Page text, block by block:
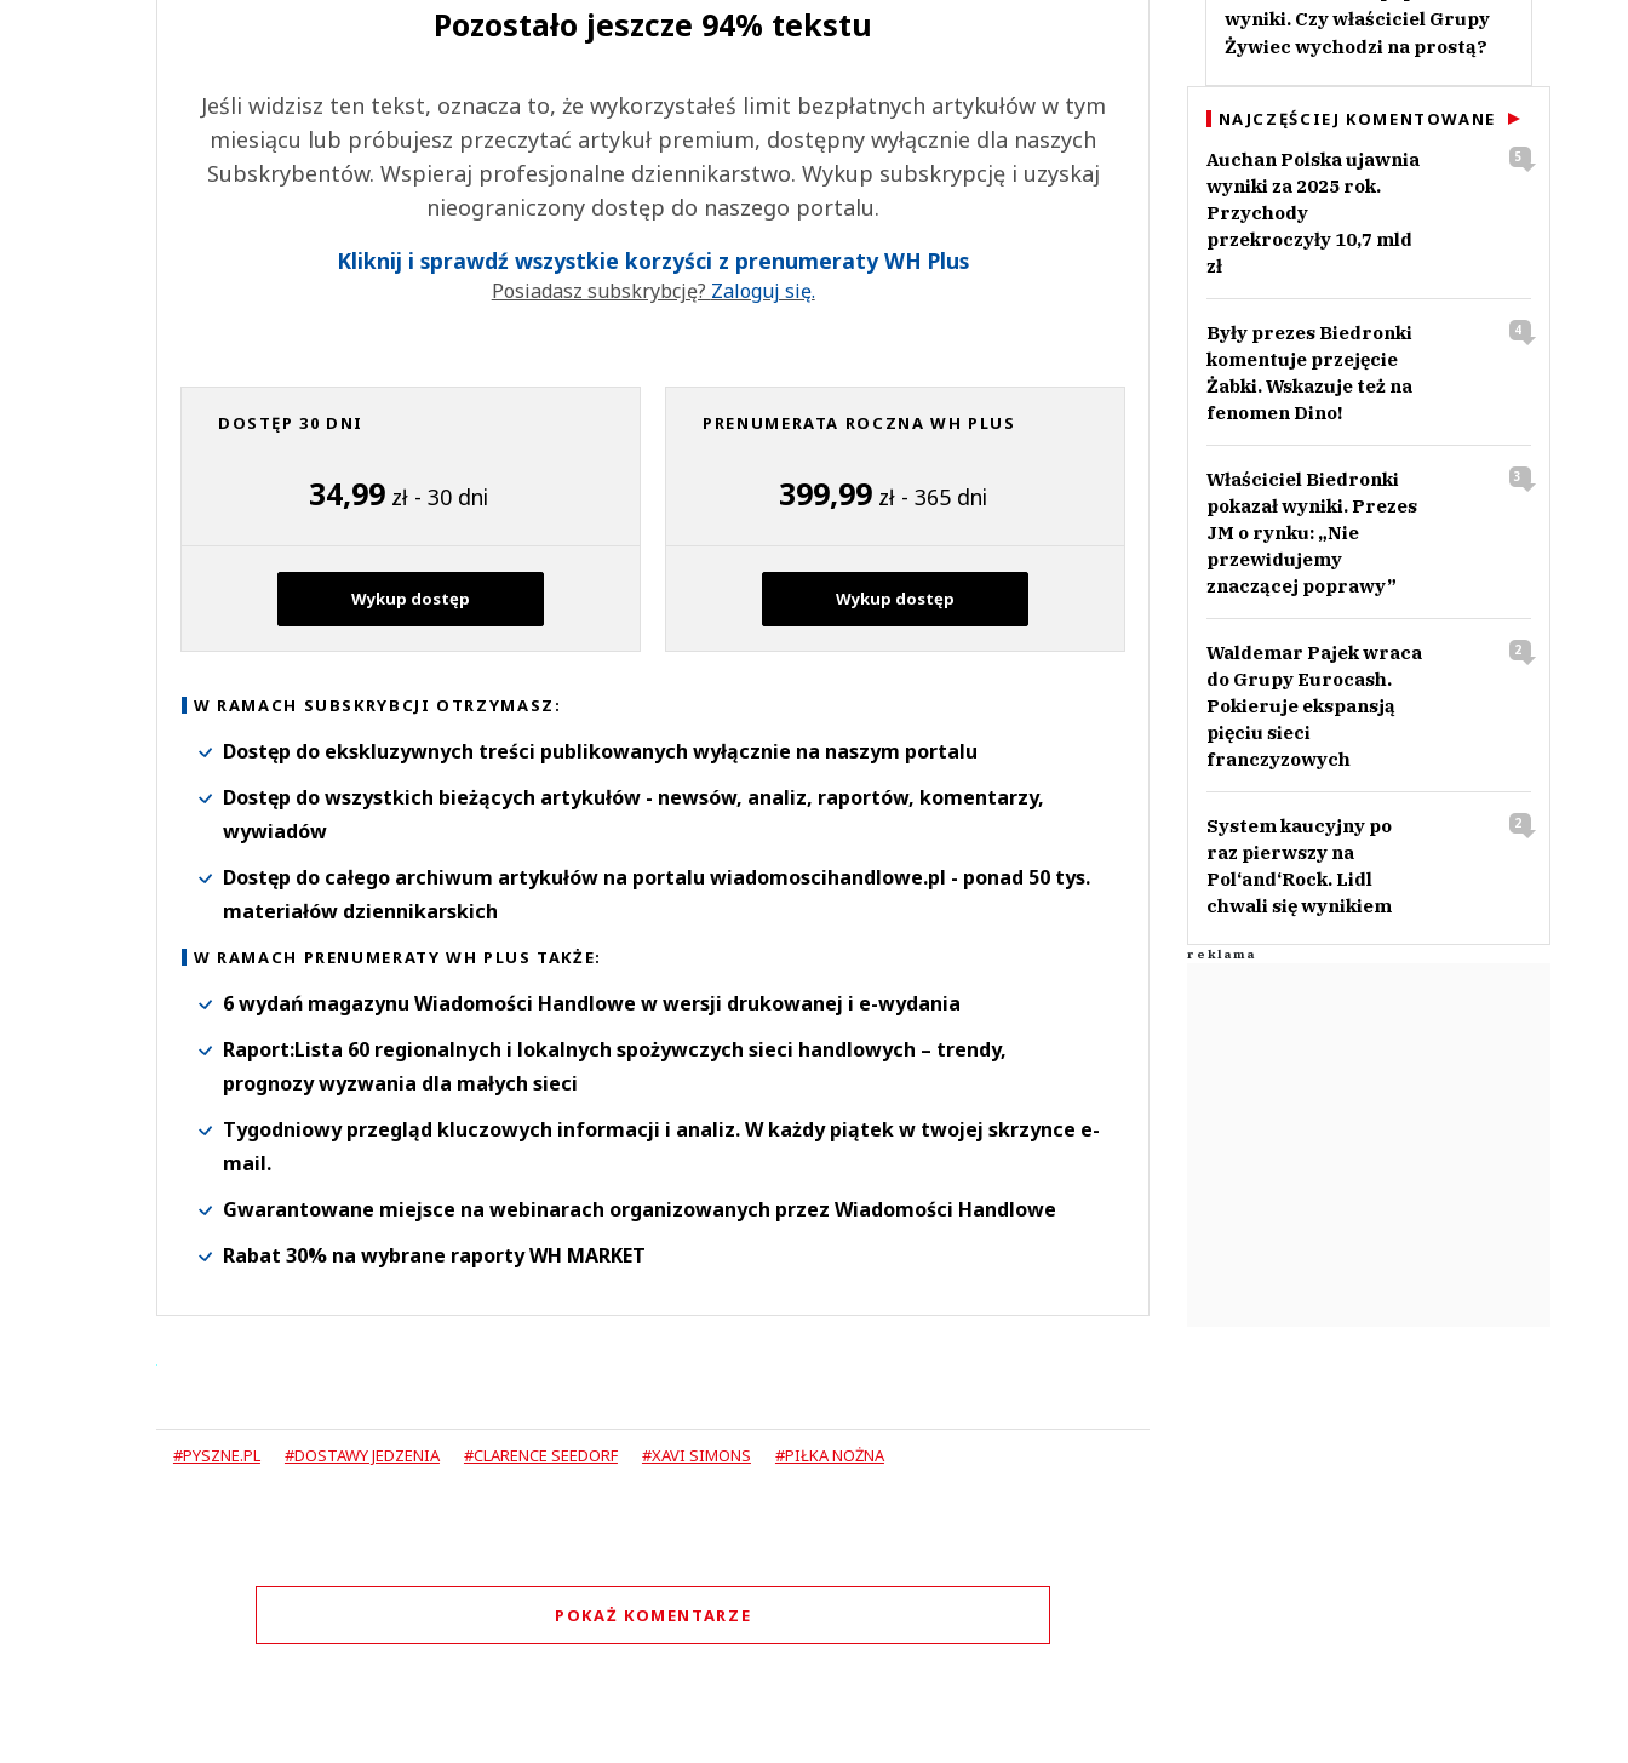
Pozostało jeszcze 94% tekstu
Jeśli widzisz ten tekst, oznacza to, że wykorzystałeś limit bezpłatnych artykułów w tym
miesiącu lub próbujesz przeczytać artykuł premium, dostępny wyłącznie dla naszych
Subskrybentów. Wspieraj profesjonalne dziennikarstwo. Wykup subskrypcję i uzyskaj
nieograniczony dostęp do naszego portalu.
Kliknij i sprawdź wszystkie korzyści z prenumeraty WH Plus
Posiadasz subskrybcję? Zaloguj się.
DOSTĘP 30 DNI
34,99 zł - 30 dni
Wykup dostęp
PRENUMERATA ROCZNA WH PLUS
399,99 zł - 365 dni
Wykup dostęp
W RAMACH SUBSKRYBCJI OTRZYMASZ:
Dostęp do ekskluzywnych treści publikowanych wyłącznie na naszym portalu
Dostęp do wszystkich bieżących artykułów - newsów, analiz, raportów, komentarzy,
wywiadów
Dostęp do całego archiwum artykułów na portalu wiadomoscihandlowe.pl - ponad 50 tys.
materiałów dziennikarskich
W RAMACH PRENUMERATY WH PLUS TAKŻE:
6 wydań magazynu Wiadomości Handlowe w wersji drukowanej i e-wydania
Raport:Lista 60 regionalnych i lokalnych spożywczych sieci handlowych – trendy,
prognozy wyzwania dla małych sieci
Tygodniowy przegląd kluczowych informacji i analiz. W każdy piątek w twojej skrzynce e-
mail.
Gwarantowane miejsce na webinarach organizowanych przez Wiadomości Handlowe
Rabat 30% na wybrane raporty WH MARKET
#PYSZNE.PL #DOSTAWY JEDZENIA #CLARENCE SEEDORF #XAVI SIMONS #PIŁKA NOŻNA
POKAŻ KOMENTARZE
wyniki. Czy właściciel Grupy
Żywiec wychodzi na prostą?
NAJCZĘŚCIEJ KOMENTOWANE
Auchan Polska ujawnia
wyniki za 2025 rok.
Przychody
przekroczyły 10,7 mld
zł
5
Były prezes Biedronki
komentuje przejęcie
Żabki. Wskazuje też na
fenomen Dino!
4
Właściciel Biedronki
pokazał wyniki. Prezes
JM o rynku: „Nie
przewidujemy
znaczącej poprawy”
3
Waldemar Pajek wraca
do Grupy Eurocash.
Pokieruje ekspansją
pięciu sieci
franczyzowych
2
System kaucyjny po
raz pierwszy na
Pol‘and‘Rock. Lidl
chwali się wynikiem
2